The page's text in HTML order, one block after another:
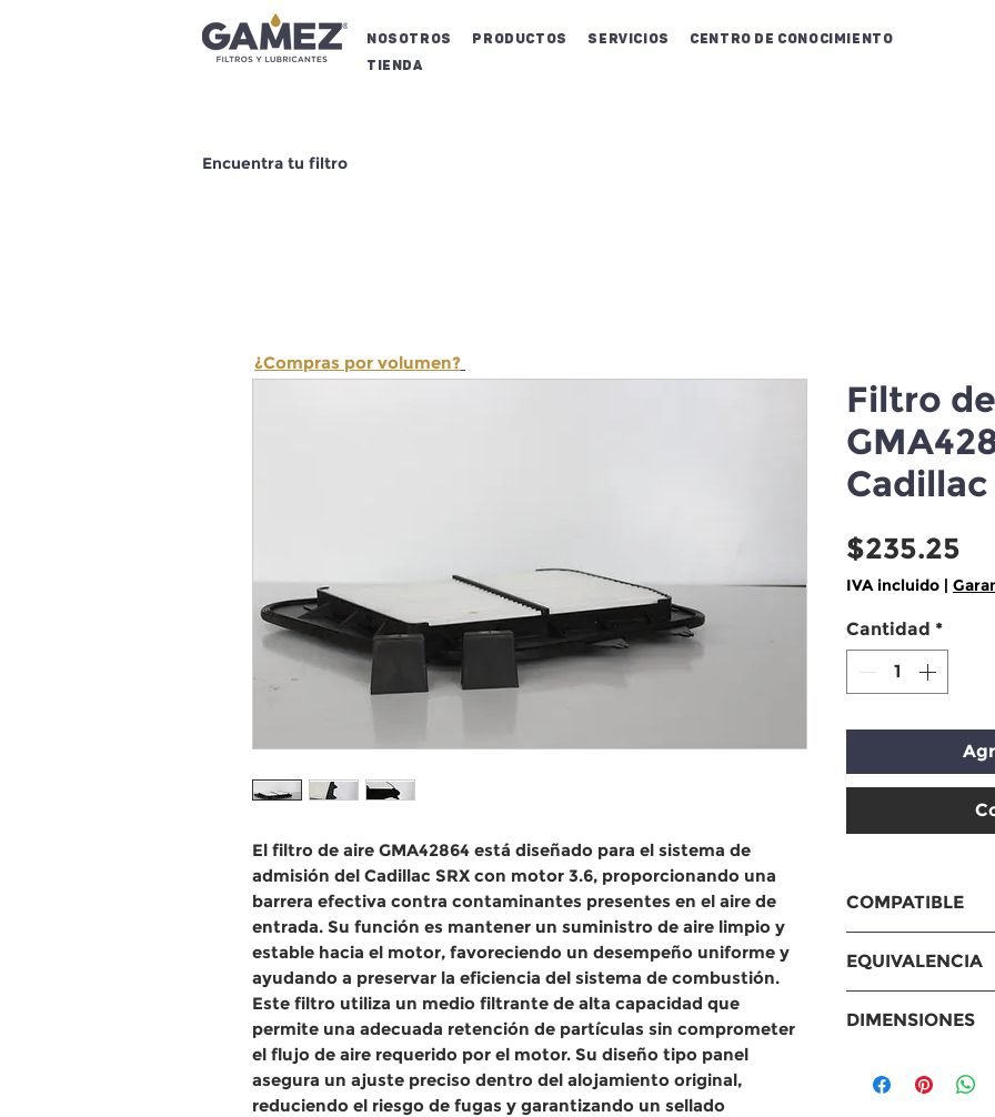
NOSOTROS Productos Servicios
Centro de conocimiento
Tienda
Encuentra tu filtro
El filtro de aire GMA42864 está diseñado para el sistema de
admisión del Cadillac SRX con motor 3.6, proporcionando una
barrera efectiva contra contaminantes presentes en el aire de
entrada. Su función es mantener un suministro de aire limpio y
estable hacia el motor, favoreciendo un desempeño uniforme y
ayudando a preservar la eficiencia del sistema de combustión.
Este filtro utiliza un medio filtrante de alta capacidad que
permite una adecuada retención de partículas sin comprometer
el flujo de aire requerido por el motor. Su diseño tipo panel
asegura un ajuste preciso dentro del alojamiento original,
reduciendo el riesgo de fugas y garantizando un sellado
Filtro
Cadillac
$235.25
IVA incluido |
Cantidad *
COMPATIBLE
EQUIVALENCIA
MANN: C42864
Fram: CA9953
DIMENSIONES
Largo: 384
¿Compras por volumen?